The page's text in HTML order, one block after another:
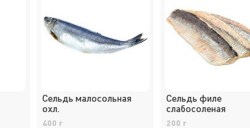
Сельдь малосольная
охл.
400 г
Сельдь филе
слабосоленая
200 г